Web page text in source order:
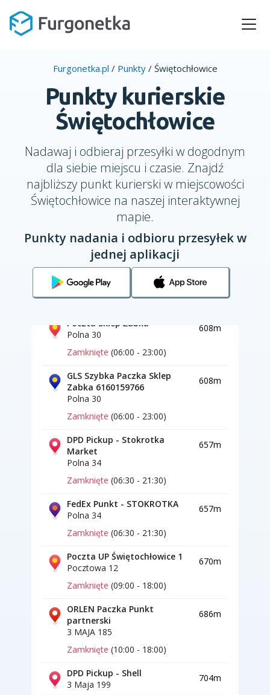
Furgonetka.pl / Punkty / Świętochłowice
Punkty kurierskie
Świętochłowice
Nadawaj i odbieraj przesyłki w dogodnym
dla siebie miejscu i czasie. Znajdź
najbliższy punkt kurierski w miejscowości
Świętochłowice na naszej interaktywnej
mapie.
Punkty nadania i odbioru przesyłek w
jednej aplikacji